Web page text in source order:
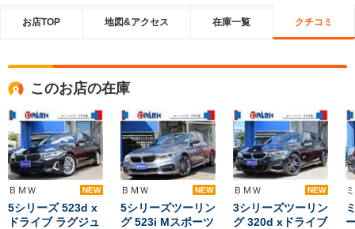
お店TOP 地図&アクセス 在庫一覧 クチコミ
このお店の在庫
ＢＭＷ NEW
5シリーズ 523d x
ドライブ ラグジュ
ＢＭＷ NEW
5シリーズツーリン
グ 523i Mスポーツ
ＢＭＷ NEW
3シリーズツーリン
グ 320d xドライブ